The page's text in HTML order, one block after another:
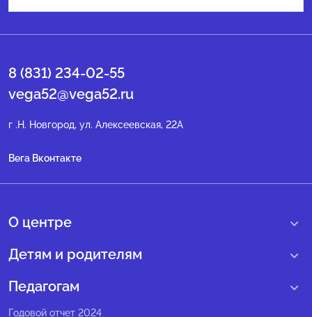
8 (831) 234-02-55
vega52@vega52.ru
г .Н. Новгород, ул. Алексеевская, 22А
Вега Вконтакте
О центре
О нас
Структура регионального центра
Детям и родителям
Учебные интенсивные сборы
Педагогам
Программы Веги
Годовой отчет 2024